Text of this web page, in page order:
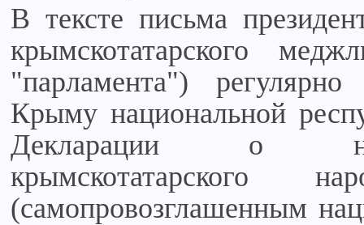
В тексте письма
крымскотатарского
"парламента")
Крыму национальной
Декларации о
крымскотатарского
(самопровозглашенным